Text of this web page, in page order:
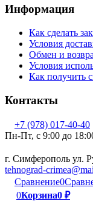
Информация
Как сделать
Условия
Обмен и
Условия
Как получить
Контакты
+7 (978) 017-40-40
Пн-Пт, c 9:00 до
г. Симферополь ул.
tehnograd-
Сравнение0
0Корзина0 ₽